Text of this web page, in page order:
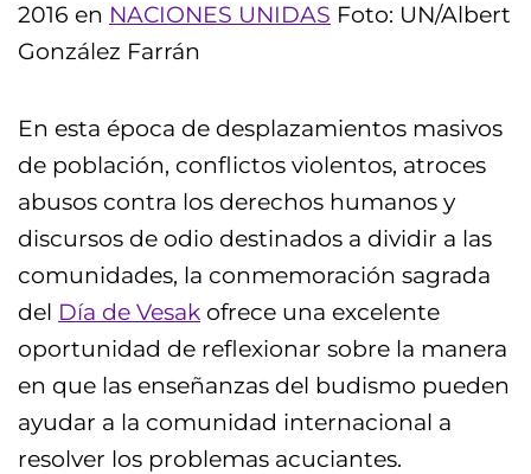
2016 en NACIONES UNIDAS Foto: UN/Albert
González Farrán
En esta época de desplazamientos masivos
de población, conflictos violentos, atroces
abusos contra los derechos humanos y
discursos de odio destinados a dividir a las
comunidades, la conmemoración sagrada
del Día de Vesak ofrece una excelente
oportunidad de reflexionar sobre la manera
en que las enseñanzas del budismo pueden
ayudar a la comunidad internacional a
resolver los problemas acuciantes.